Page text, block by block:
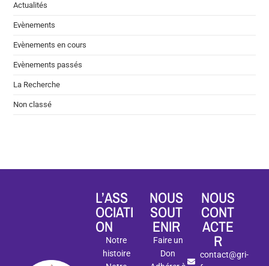
Actualités
Evènements
Evènements en cours
Evènements passés
La Recherche
Non classé
L’ASS
OCIATI
ON
Notre
histoire
NOUS
SOUT
ENIR
Faire un
Don
NOUS
CONT
ACTE
R
contact@gri-